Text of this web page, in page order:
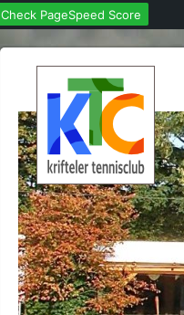
Check PageSpeed Score